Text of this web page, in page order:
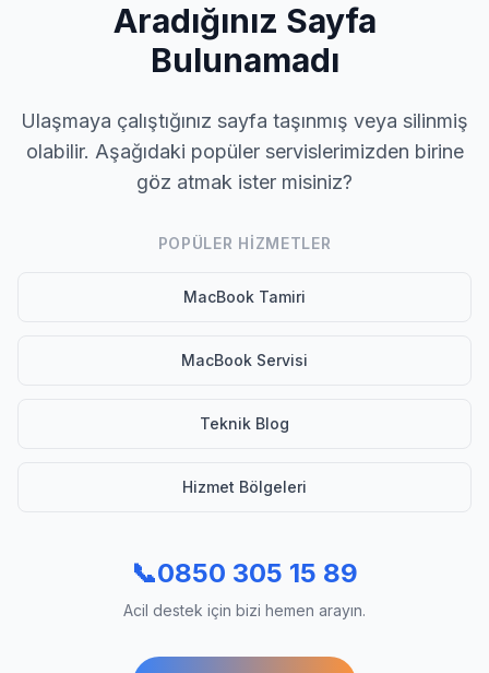
Aradığınız Sayfa
Bulunamadı
Ulaşmaya çalıştığınız sayfa taşınmış veya silinmiş
olabilir. Aşağıdaki popüler servislerimizden birine
göz atmak ister misiniz?
POPÜLER HIZMETLER
MacBook Tamiri
MacBook Servisi
Teknik Blog
Hizmet Bölgeleri
📞0850 305 15 89
Acil destek için bizi hemen arayın.